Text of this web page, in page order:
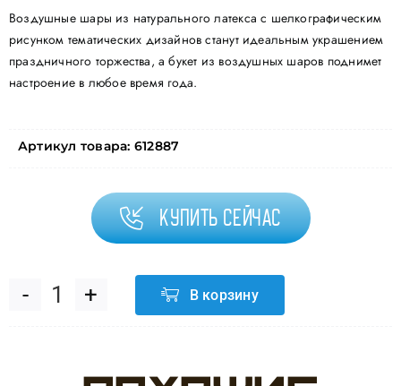
Воздушные шары из натурального латекса с шелкографическим
рисунком тематических дизайнов станут идеальным украшением
праздничного торжества, а букет из воздушных шаров поднимет
настроение в любое время года.
Артикул товара: 612887
Купить сейчас
Количество
В корзину